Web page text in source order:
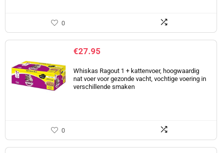
0
€27.95
Whiskas Ragout 1 + kattenvoer, hoogwaardig
nat voer voor gezonde vacht, vochtige voering in
verschillende smaken
0